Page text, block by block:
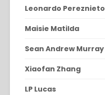
Leonardo Pereznieto
Maisie Matilda
Sean Andrew Murray
Xiaofan Zhang
LP Lucas